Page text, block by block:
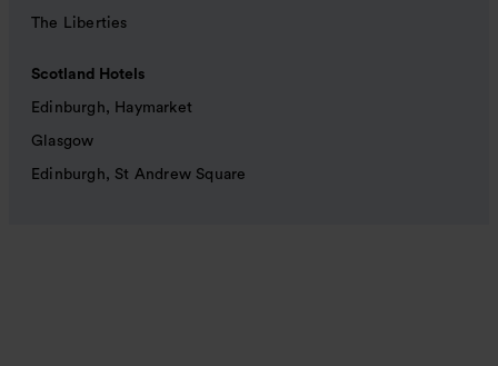
The Liberties
Scotland Hotels
Edinburgh, Haymarket
Glasgow
Edinburgh, St Andrew Square